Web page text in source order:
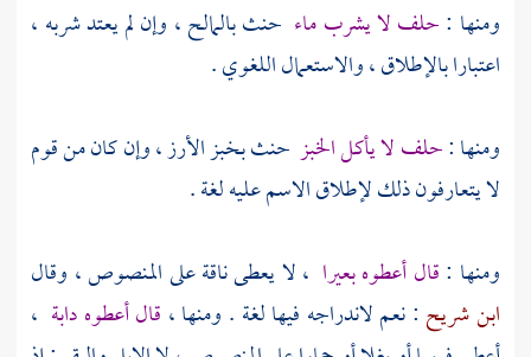
ومنها :حلف لا يشرب ماء حنث بالمالح ، وإن لم يعتد شربه ،
اعتبارا بالإطلاق ، والاستعمال اللغوي .
ومنها :حلف لا يأكل الخبز حنث بخبز الأرز ، وإن كان من قوم
لا يتعارفون ذلك لإطلاق الاسم عليه لغة .
ومنها :قال أعطوه بعيرا ، لا يعطى ناقة على المنصوص ، وقال
ابن شريح : نعم لاندراجه فيها لغة . ومنها ، قال أعطوه دابة ،